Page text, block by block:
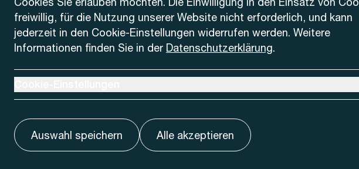
freiwillig, für die Nutzung unserer Website nicht erforderlich, und kann
jederzeit in den Cookie-Einstellungen widerrufen werden. Weitere
Informationen finden Sie in der Datenschutzerklärung.
Auswahl speichern Alle akzeptieren
Telefon
+41 32 622 37 22
Kontaktformular